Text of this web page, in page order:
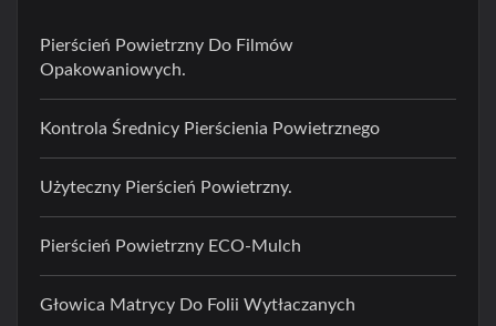
Pierścień Powietrzny Do Filmów
Opakowaniowych.
Kontrola Średnicy Pierścienia Powietrznego
Użyteczny Pierścień Powietrzny.
Pierścień Powietrzny ECO-Mulch
Głowica Matrycy Do Folii Wytłaczanych